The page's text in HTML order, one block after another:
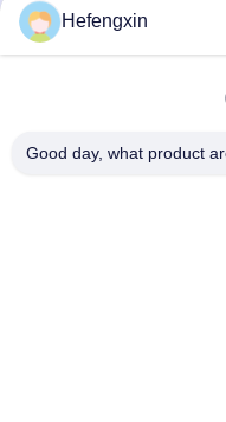
Hefengxin
Good day, what product